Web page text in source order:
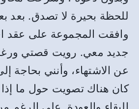
للحظة بحيرة لا تصدق. بعد
وافقت المجموعة على عقد
جديد معي. رويت قصتي
عن الاشتهاء، وأنني بحاجة
كان هناك تصويت حول ما إذا